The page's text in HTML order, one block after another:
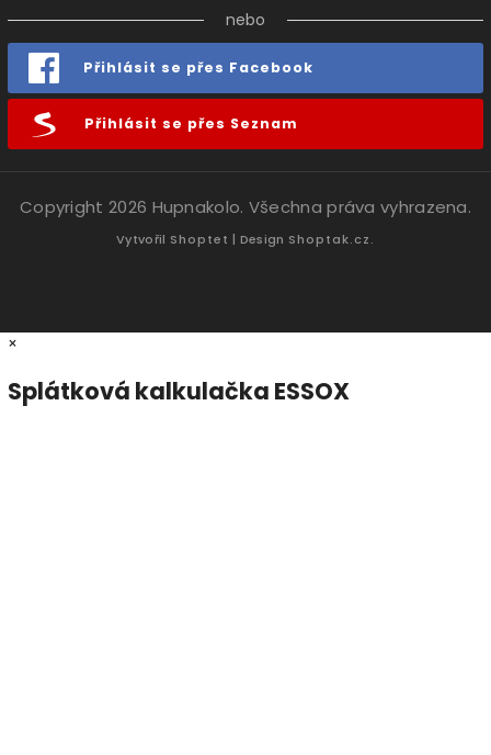
nebo
Přihlásit se přes Facebook
Přihlásit se přes Seznam
Copyright 2026 Hupnakolo. Všechna práva vyhrazena.
Vytvořil Shoptet | Design Shoptak.cz.
×
Splátková kalkulačka ESSOX